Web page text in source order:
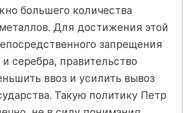
большего количества
Для достижения этой
запрещения
и серебра, правительство
ввоз и усилить вывоз
Такую политику Петр